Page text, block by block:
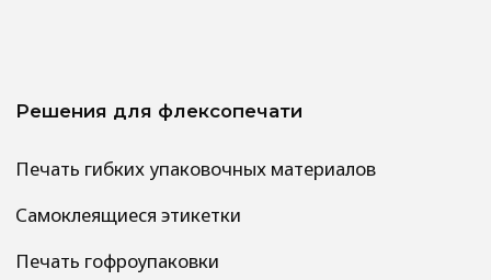
Москва, 6-я Радиальная улица, 17
Сертификаты
Флексопластины
Офис и производство